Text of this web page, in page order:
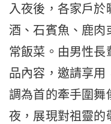
入夜後，各家戶
酒、石賓魚、鹿肉
常飯菜。由男性長
品內容，邀請享用
調為首的牽手圍舞
夜，展現對祖靈的